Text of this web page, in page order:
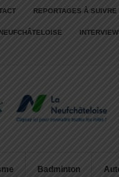
REPORTAGES À SUIVRE
Badminton